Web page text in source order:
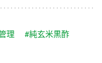
ーカイブ）
理
#純玄米黒酢